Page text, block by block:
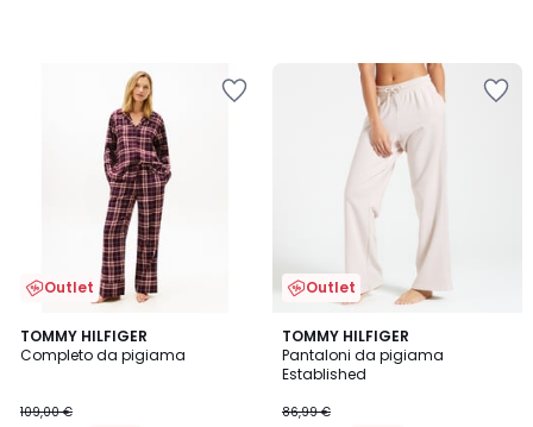
Outlet
TOMMY HILFIGER
Completo da pigiama
109,00 €
Outlet
TOMMY HILFIGER
Pantaloni da pigiama
Established
86,99 €